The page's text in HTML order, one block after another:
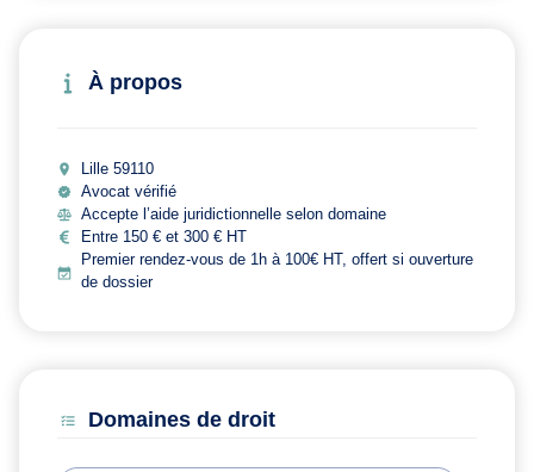
À propos
Lille 59110
Avocat vérifié
Accepte l’aide juridictionnelle selon domaine
Entre 150 € et 300 € HT
Premier rendez-vous de 1h à 100€ HT, offert si ouverture
de dossier
Domaines de droit